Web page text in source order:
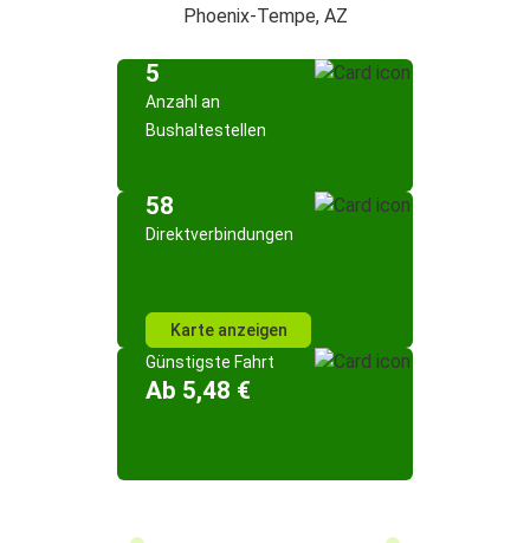
Phoenix-Tempe, AZ
5
Anzahl an
Bushaltestellen
58
Direktverbindungen
Karte anzeigen
Günstigste Fahrt
Ab 5,48 €